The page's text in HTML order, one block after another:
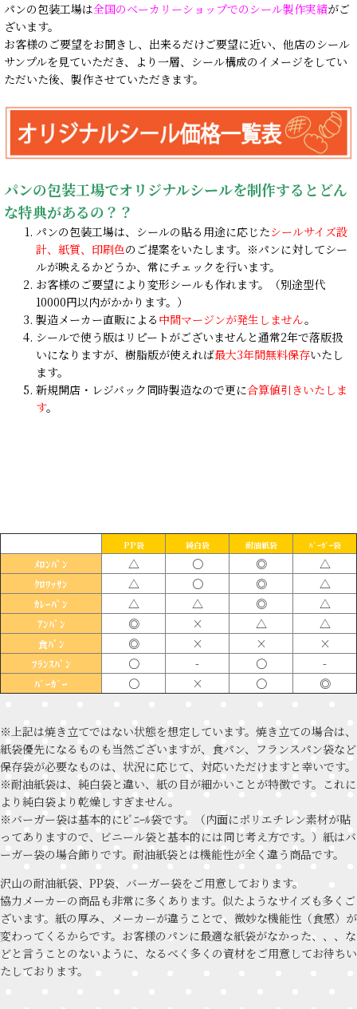
パンの包装工場は全国のベーカリーショップでのシール製作実績がご
ざいます。
お客様のご要望をお聞きし、出来るだけご要望に近い、他店のシール
サンプルを見ていただき、より一層、シール構成のイメージをしてい
ただいた後、製作させていただきます。
パンの包装工場でオリジナルシールを制作するとどん
な特典があるの？？
パンの包装工場は、シールの貼る用途に応じたシールサイズ設
計、紙質、印刷色のご提案をいたします。※パンに対してシー
ルが映えるかどうか、常にチェックを行います。
お客様のご要望により変形シールも作れます。（別途型代
10000円以内がかかります。）
製造メーカー直販による 中間マージンが発生しません。
シールで使う版はリピートがございませんと通常2年で落版扱
いになりますが、樹脂版が使えれば最大3年間無料保存いたし
ます。
新規開店・レジバック同時製造なので更に合算値引きいたしま
す。
PP袋 純白袋 耐油紙袋 ﾊﾞｰｶﾞｰ袋
ﾒﾛﾝﾊﾟﾝ △ 〇 ◎ △
ｸﾛﾜｯｻﾝ △ 〇 ◎ △
ｶﾚｰﾊﾟﾝ △ △ ◎ △
ｱﾝﾊﾟﾝ ◎ × △ △
食ﾊﾟﾝ ◎ × × ×
ﾌﾗﾝｽﾊﾟﾝ 〇 - 〇 -
ﾊﾞｰｶﾞｰ 〇 × 〇 ◎
※上記は焼き立てではない状態を想定しています。焼き立ての場合は、
紙袋優先になるものも当然ございますが、食パン、フランスパン袋など
保存袋が必要なものは、状況に応じて、対応いただけますと幸いです。
※耐油紙袋は、純白袋と違い、紙の目が細かいことが特徴です。これに
より純白袋より乾燥しすぎません。
※バーガー袋は基本的にﾋﾞﾆｰﾙ袋です。（内面にポリエチレン素材が貼
ってありますので、ビニール袋と基本的には同じ考え方です。）紙はバ
ーガー袋の場合飾りです。耐油紙袋とは機能性が全く違う商品です。
沢山の耐油紙袋、PP袋、バーガー袋をご用意しております。
協力メーカーの商品も非常に多くあります。似たようなサイズも多くご
ざいます。紙の厚み、メーカーが違うことで、微妙な機能性（食感）が
変わってくるからです。お客様のパンに最適な紙袋がなかった、、、な
どと言うことのないように、なるべく多くの資材をご用意してお待ちい
たしております。